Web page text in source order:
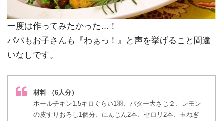
一度は作ってみたかった…！
パパもお子さんも『わぁっ！』と声を挙げること間違
いなしです。
材料 （6人分）
ホールチキン1.5キロぐらい1羽、バター大さじ２、レモン
の皮すりおろし1個分、にんじん2本、セロリ2本、玉ねぎ